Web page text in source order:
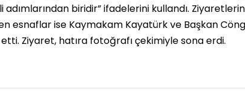
adımlarından biridir” ifadelerini kullandı.
esnaflar ise Kaymakam Kayatürk ve Başkan
Ziyaret, hatıra fotoğrafı çekimiyle sona erdi.